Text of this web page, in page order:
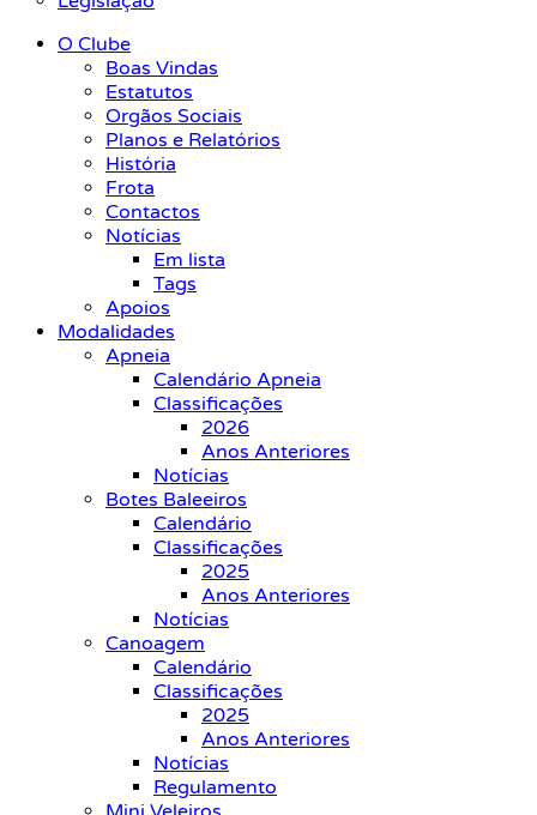
O Clube
Boas Vindas
Estatutos
Orgãos Sociais
Planos e Relatórios
História
Frota
Contactos
Notícias
Em lista
Tags
Apoios
Modalidades
Apneia
Calendário Apneia
Classificações
2026
Anos Anteriores
Notícias
Botes Baleeiros
Calendário
Classificações
2025
Anos Anteriores
Notícias
Canoagem
Calendário
Classificações
2025
Anos Anteriores
Notícias
Regulamento